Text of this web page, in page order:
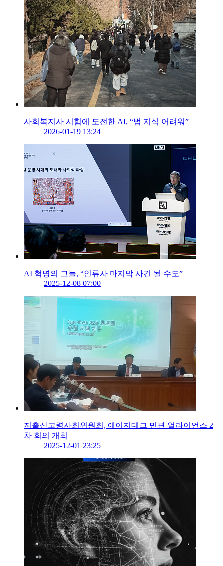
사회복지사 시험에 도전한 AI, “법 지식 어려워”
2026-01-19 13:24
AI 혁명의 그늘, “인류사 마지막 사건 될 수도”
2025-12-08 07:00
저출산고령사회위원회, 에이지테크 민관 얼라이언스 2
차 회의 개최
2025-12-01 23:25